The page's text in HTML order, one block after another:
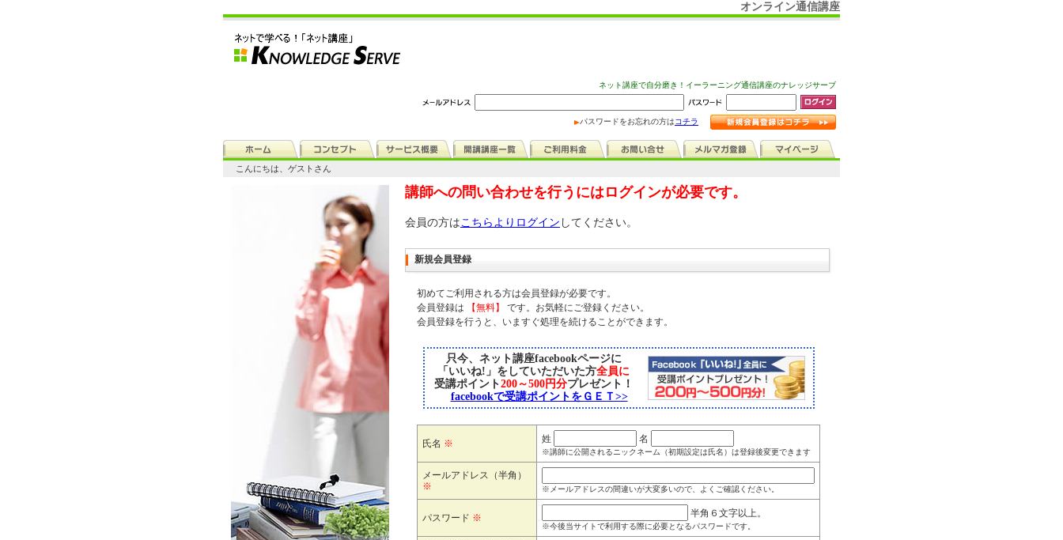
オンライン通信講座
ネット講座で自分磨き！イーラーニング通信講座のナレッジサーブ
パスワードをお忘れの方はコチラ
こんにちは、ゲストさん
講師への問い合わせを行うにはログインが必要です。
会員の方はこちらよりログイン してください。
新規会員登録
初めてご利用される方は会員登録が必要です。
会員登録は 【無料】
です。お気軽にご登録ください。
会員登録を行うと、いますぐ処理を続けることができます。
只今、ネット講座facebookページに
「いいね!」をしていただいた方全員に
受講ポイント200～500円分プレゼント！
facebookで受講ポイントをＧＥＴ>>
氏名 ※ 姓 名
※講師に公開されるニックネーム（初期設定は氏名）は登録後変更できます
メールアドレス（半角）
※
※メールアドレスの間違いが大変多いので、よくご確認ください。
パスワード ※ 半角６文字以上。
※今後当サイトで利用する際に必要となるパスワードです。